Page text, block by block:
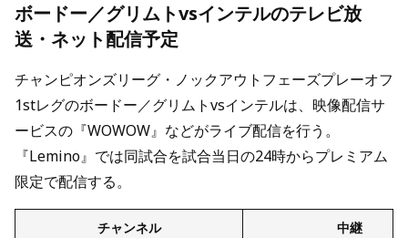
ボードー／グリムトvsインテルのテレビ放
送・ネット配信予定
チャンピオンズリーグ・ノックアウトフェーズプレーオフ
1stレグのボードー／グリムトvsインテルは、映像配信サ
ービスの『WOWOW』などがライブ配信を行う。
『Lemino』では同試合を試合当日の24時からプレミアム
限定で配信する。
チャンネル 中継